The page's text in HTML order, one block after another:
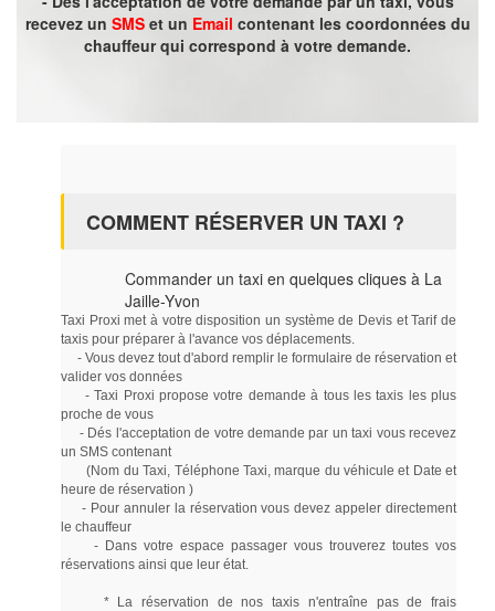
recevez un SMSet un Email contenant les coordonnées du
chauffeur qui correspond à votre demande.
COMMENT RÉSERVER UN TAXI ?
Commander un taxi en quelques cliques à La
Jaille-Yvon
Taxi Proxi met à votre disposition un système de Devis et Tarif de
taxis pour préparer à l'avance vos déplacements.
- Vous devez tout d'abord remplir le formulaire de réservation et
valider vos données
- Taxi Proxi propose votre demande à tous les taxis les plus
proche de vous
- Dés l'acceptation de votre demande par un taxi vous recevez
un SMS contenant
(Nom du Taxi, Téléphone Taxi, marque du véhicule et Date et
heure de réservation )
- Pour annuler la réservation vous devez appeler directement
le chauffeur
- Dans votre espace passager vous trouverez toutes vos
réservations ainsi que leur état.
* La réservation de nos taxis n'entraîne pas de frais